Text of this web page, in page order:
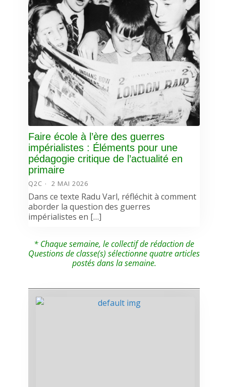
Faire école à l’ère des guerres
impérialistes : Éléments pour une
pédagogie critique de l’actualité en
primaire
Q2C 2 MAI 2026
Dans ce texte Radu Varl, réfléchit à comment
aborder la question des guerres
impérialistes en […]
* Chaque semaine, le collectif de rédaction de
Questions de classe(s) sélectionne quatre articles
postés dans la semaine.